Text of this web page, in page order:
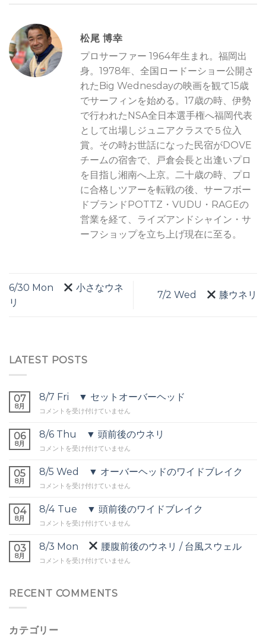
松尾 博幸
プロサーファー 1964年生まれ。福岡出
身。1978年、全国ロードーショー公開さ
れたBig Wednesdayの映画を観て15歳
でサーフィンを始める。17歳の時、伊勢
で行われたNSA全日本選手権へ福岡代表
として出場しジュニアクラスで５位入
賞。その時お世話になった民宿がDOVE
チームの宿舎で、戸倉会長と出逢いプロ
を目指し湘南へ上京。二十歳の時、プロ
に合格しツアーを転戦の後、サーフボー
ドブランドPOTTZ・VUDU・RAGEの
営業を経て、ライズアンドシャイン・サ
ーフショップを立ち上げ現在に至る。
6/30 Mon
小さなウネ
リ
7/2 Wed 膝ウネリ
LATEST POSTS
07
8月
8/7 Fri ▼ セットオーバーヘッド
8/7
▼
セ
ッ
オ
バ
ヘ
ッ
は
コメントを受け付けていません
06
8月
8/6 Thu ▼ 頭前後のウネリ
8/6
▼
頭
前
の
ネ
は
コメントを受け付けていません
05
8月
8/5 Wed ▼ オーバーヘッドのワイドブレイク
8/5
▼
オ
ー
ー
ッ
ワ
ブ
レ
コメントを受け付けていません
04
8月
8/4 Tue ▼ 頭前後のワイドブレイク
8/4
▼
頭
前
ワ
レ
コメントを受け付けていません
03
8月
8/3 Mon 腰腹前後のウネリ / 台風スウェル
8/3
腰
の
コメントを受け付けていません
RECENT COMMENTS
カテゴリー